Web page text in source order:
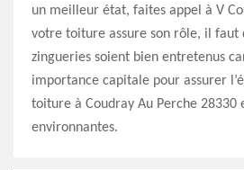
un meilleur état, faites appel à V
votre toiture assure son rôle, il faut
zingueries soient bien entretenus
importance capitale pour assurer
toiture à Coudray Au Perche 28330
environnantes.